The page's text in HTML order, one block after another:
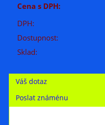
Cena s DPH:
DPH:
Dostupnost:
Sklad:
Váš dotaz
Poslat známénu